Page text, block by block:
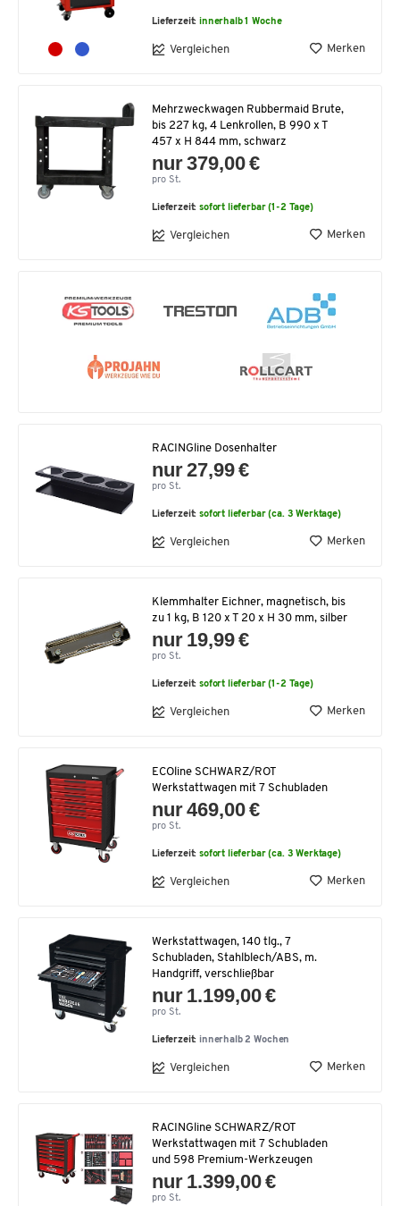
Lieferzeit:innerhalb 1 Woche
Vergleichen Merken
Mehrzweckwagen Rubbermaid Brute,
bis 227 kg, 4 Lenkrollen, B 990 x T
457 x H 844 mm, schwarz
nur 379,00 €
pro St.
Lieferzeit:sofort lieferbar (1-2 Tage)
Vergleichen Merken
RACINGline Dosenhalter
nur 27,99 €
pro St.
Lieferzeit:sofort lieferbar (ca. 3 Werktage)
Vergleichen Merken
Klemmhalter Eichner, magnetisch, bis
zu 1 kg, B 120 x T 20 x H 30 mm, silber
nur 19,99 €
pro St.
Lieferzeit:sofort lieferbar (1-2 Tage)
Vergleichen Merken
ECOline SCHWARZ/ROT
Werkstattwagen mit 7 Schubladen
nur 469,00 €
pro St.
Lieferzeit:sofort lieferbar (ca. 3 Werktage)
Vergleichen Merken
Werkstattwagen, 140 tlg., 7
Schubladen, Stahlblech/ABS, m.
Handgriff, verschließbar
nur 1.199,00 €
pro St.
Lieferzeit: innerhalb 2 Wochen
Vergleichen Merken
RACINGline SCHWARZ/ROT
Werkstattwagen mit 7 Schubladen
und 598 Premium-Werkzeugen
nur 1.399,00 €
pro St.